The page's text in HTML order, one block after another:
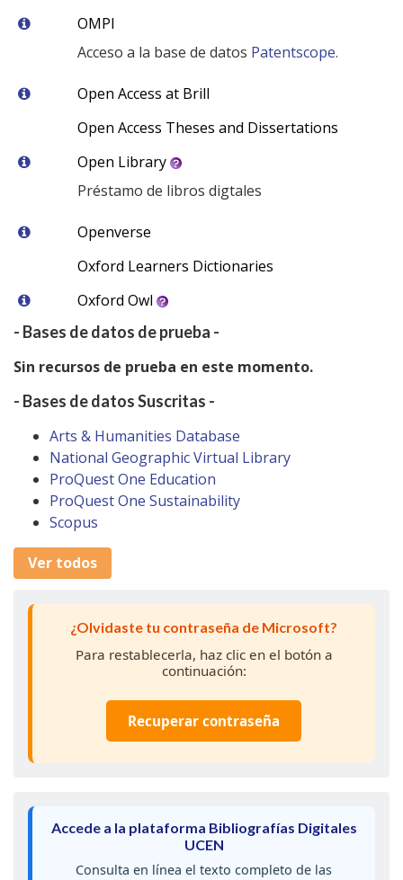
OMPI
Acceso a la base de datos Patentscope.
Open Access at Brill
Open Access Theses and Dissertations
Open Library
Préstamo de libros digtales
Openverse
Oxford Learners Dictionaries
Oxford Owl
- Bases de datos de prueba -
Sin recursos de prueba en este momento.
- Bases de datos Suscritas -
Arts & Humanities Database
National Geographic Virtual Library
ProQuest One Education
ProQuest One Sustainability
Scopus
Ver todos
¿Olvidaste tu contraseña de Microsoft?
Para restablecerla, haz clic en el botón a
continuación:
Recuperar contraseña
Accede a la plataforma Bibliografías Digitales
UCEN
Consulta en línea el texto completo de las